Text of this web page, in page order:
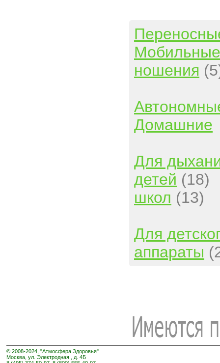
Мобильные
ношения
Домашние
Для
детей (18)
школ (13)
Для
аппараты
© 2008-2024, "Атмосфера Здоровья"
Москва, ул. Электродная , д. 4Б